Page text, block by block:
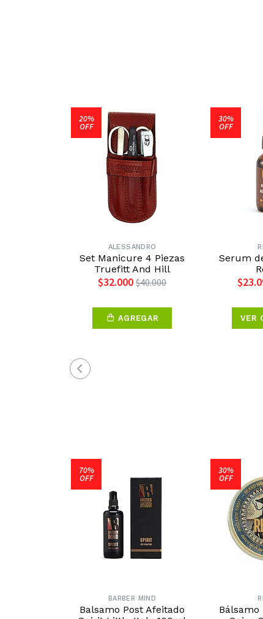
20%
OFF
ALESSANDRO
Set Manicure 4 Piezas
Truefitt And Hill
$32.000 $40.000
AGREGAR
30%
OFF
Serum
VER
70%
OFF
BARBER MIND
Balsamo Post Afeitado
30%
OFF
Bálsamo